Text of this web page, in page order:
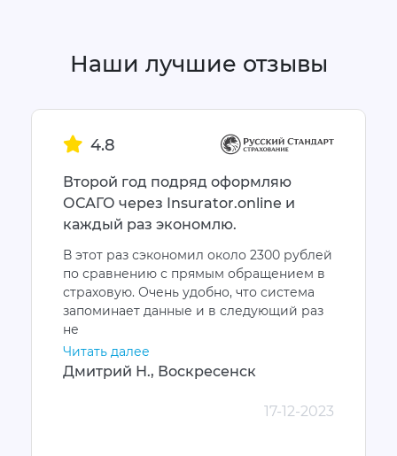
Наши лучшие отзывы
4.8
Второй год подряд оформляю
ОСАГО через Insurator.online и
каждый раз экономлю.
В этот раз сэкономил около 2300 рублей
по сравнению с прямым обращением в
страховую. Очень удобно, что система
запоминает данные и в следующий раз
не
Читать далее
Дмитрий Н., Воскресенск
17-12-2023